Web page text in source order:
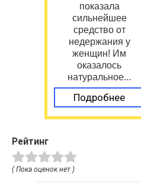
показала
сильнейшее
средство от
недержания у
женщин! Им
оказалось
натуральное...
Подробнее
Рейтинг
( Пока оценок нет )